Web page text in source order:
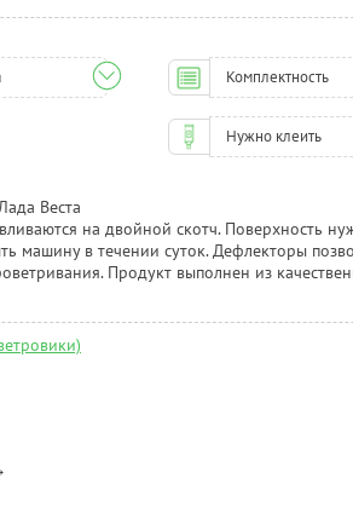
Комплектность
Нужно клеить
Веста
на двойной скотч. Поверхность
машину в течении суток. Дефлекторы
Продукт выполнен из